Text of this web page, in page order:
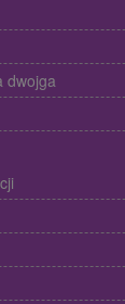
dwojga